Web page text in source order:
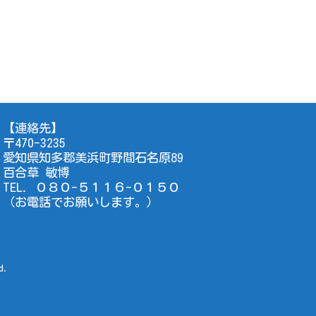
【連絡先】
〒470-3235
愛知県知多郡美浜町野間石名原89
百合草 敏博
TEL. ０８０-５１１６-０１５０
（お電話でお願いします。）